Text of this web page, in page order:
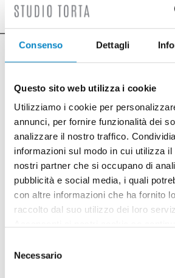
Consenso Dettagli
Questo sito web utilizza i cookie
Utilizziamo i cookie per
annunci, per fornire funzionalità dei
analizzare il nostro traffico.
informazioni sul modo in cui utilizza
nostri partner che si occupano di
pubblicità e social media, i quali
con altre informazioni che ha fornito
raccolto dal suo utilizzo dei loro
delNecessario